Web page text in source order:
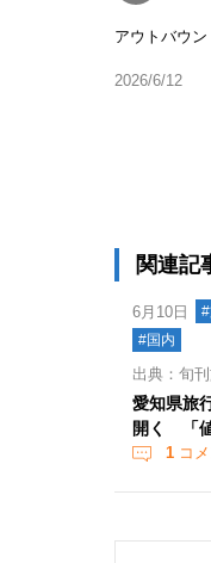
アウトバウ
2026/6/12
関連記
6月10日
#国内
出典：旬
愛知県旅
開く 「値
1 コ